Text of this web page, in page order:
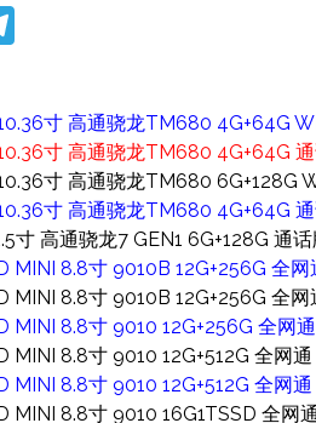
Telegram
寸 高通骁龙TM680 4G+64G
寸 高通骁龙TM680 4G+64G
寸 高通骁龙TM680 6G+128G
寸 高通骁龙TM680 4G+64G
寸 高通骁龙7 GEN1 6G+128G 通
MINI 8.8寸 9010B 12G+256G 全
MINI 8.8寸 9010B 12G+256G 全
MINI 8.8寸 9010 12G+256G 全网
MINI 8.8寸 9010 12G+512G 全网
MINI 8.8寸 9010 12G+512G 全网
MINI 8.8寸 9010 16G1TSSD 全网